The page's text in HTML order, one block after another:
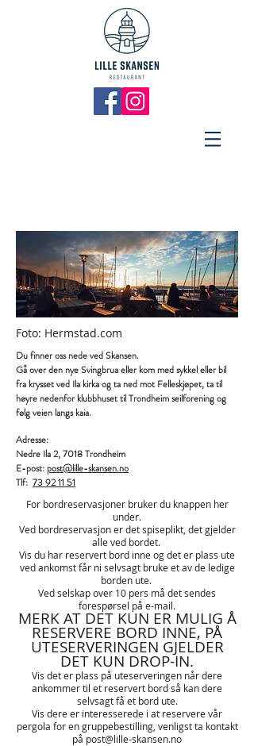
Foto: Hermstad.com
Du finner oss nede ved Skansen.
Gå over den nye Svingbrua eller kom med sykkel eller bil
fra krysset ved Ila kirka og ta ned mot Felleskjøpet, ta til
høyre nedenfor klubbhuset til Trondheim seilforening og
følg veien langs kaia.
Adresse:
Nedre Ila 2, 7018 Trondheim
E-post: post@lille-skansen.no
Tlf: 73 92 11 51
For bordreservasjoner bruker du knappen her
under.
Ved bordreservasjon er det spiseplikt, det gjelder
alle ved bordet.
Vis du har reservert bord inne og det er plass ute
ved ankomst får ni selvsagt bruke et av de ledige
borden ute.
Ved selskap over 10 pers må det sendes
forespørsel på e-mail.
MERK AT DET KUN ER MULIG Å
RESERVERE BORD INNE, PÅ
UTESERVERINGEN GJELDER
DET KUN DROP-IN.
Vis det er plass på uteserveringen når dere
ankommer til et reservert bord så kan dere
selvsagt få et bord ute.
Vis dere er interesserede i at reservere vår
pergola for en gruppebestilling, venligst ta kontakt
på post@lille-skansen.no